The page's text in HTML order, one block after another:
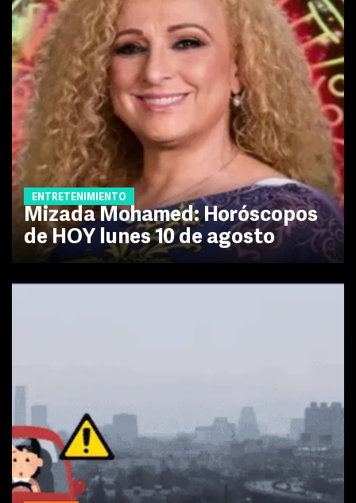
ENTRETENIMIENTO
Mizada Mohamed: Horóscopos
de HOY lunes 10 de agosto